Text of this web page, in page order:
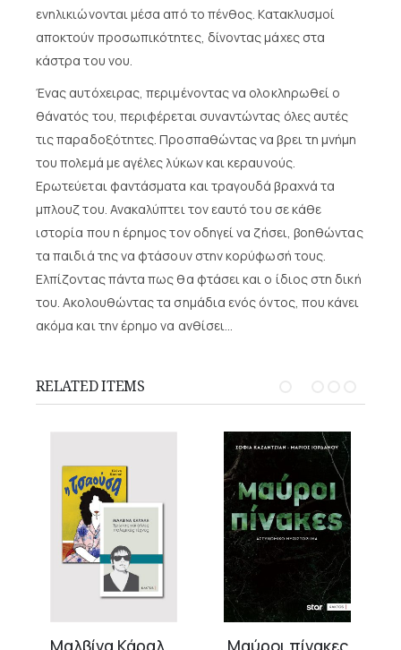
ενηλικιώνονται μέσα από το πένθος. Κατακλυσμοί
αποκτούν προσωπικότητες, δίνοντας μάχες στα
κάστρα του νου.
Ένας αυτόχειρας, περιμένοντας να ολοκληρωθεί ο
θάνατός του, περιφέρεται συναντώντας όλες αυτές
τις παραδοξότητες. Προσπαθώντας να βρει τη μνήμη
του πολεμά με αγέλες λύκων και κεραυνούς.
Ερωτεύεται φαντάσματα και τραγουδά βραχνά τα
μπλουζ του. Ανακαλύπτει τον εαυτό του σε κάθε
ιστορία που η έρημος τον οδηγεί να ζήσει, βοηθώντας
τα παιδιά της να φτάσουν στην κορύφωσή τους.
Ελπίζοντας πάντα πως θα φτάσει και ο ίδιος στη δική
του. Ακολουθώντας τα σημάδια ενός όντος, που κάνει
ακόμα και την έρημο να ανθίσει…
RELATED ITEMS
Μαύροι πίνακες